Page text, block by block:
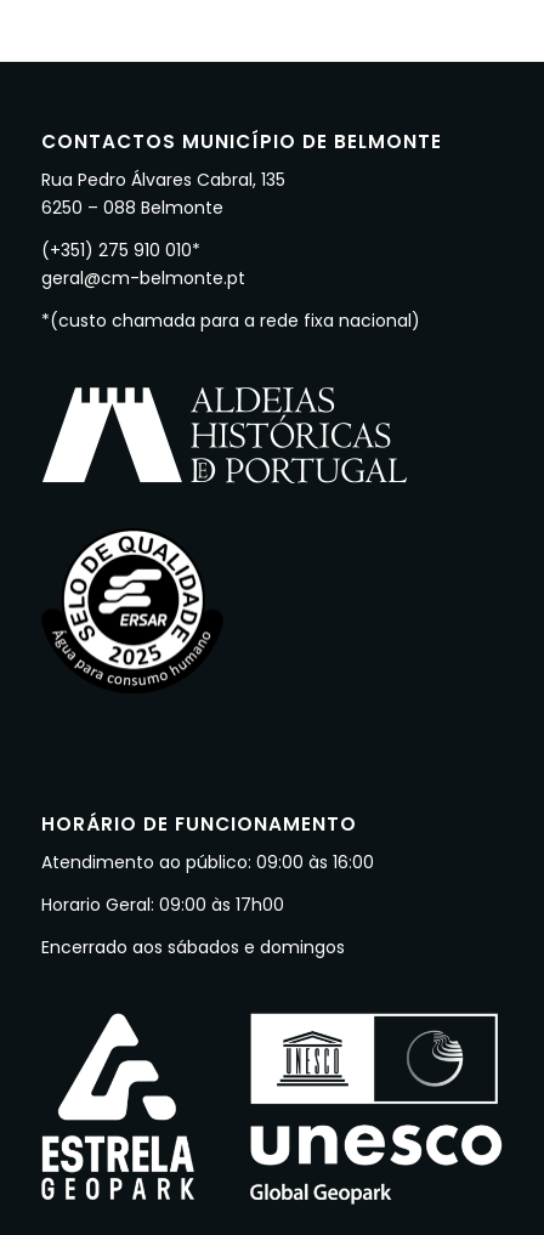
CONTACTOS MUNICÍPIO DE BELMONTE
Rua Pedro Álvares Cabral, 135
6250 – 088 Belmonte
(+351) 275 910 010*
geral@cm-belmonte.pt
*(custo chamada para a rede fixa nacional)
HORÁRIO DE FUNCIONAMENTO
Atendimento ao público: 09:00 às 16:00
Horario Geral: 09:00 às 17h00
Encerrado aos sábados e domingos